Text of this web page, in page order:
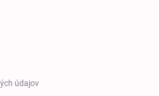
údajov